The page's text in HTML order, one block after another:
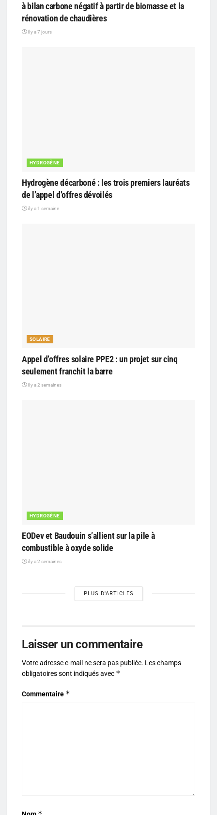
à bilan carbone négatif à partir de biomasse et la
rénovation de chaudières
il y a 7 jours
HYDROGÈNE
Hydrogène décarboné : les trois premiers lauréats
de l’appel d’offres dévoilés
il y a 1 semaine
SOLAIRE
Appel d’offres solaire PPE2 : un projet sur cinq
seulement franchit la barre
il y a 2 semaines
HYDROGÈNE
EODev et Baudouin s’allient sur la pile à
combustible à oxyde solide
il y a 2 semaines
PLUS D'ARTICLES
Laisser un commentaire
Votre adresse e-mail ne sera pas publiée. Les champs
obligatoires sont indiqués avec *
Commentaire *